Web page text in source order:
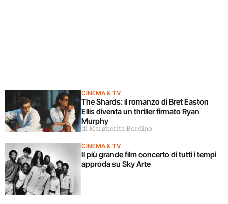
CINEMA & TV
The Shards: il romanzo di Bret Easton
Ellis diventa un thriller firmato Ryan
Murphy
di Margherita Bordino
CINEMA & TV
Il più grande film concerto di tutti i tempi
approda su Sky Arte